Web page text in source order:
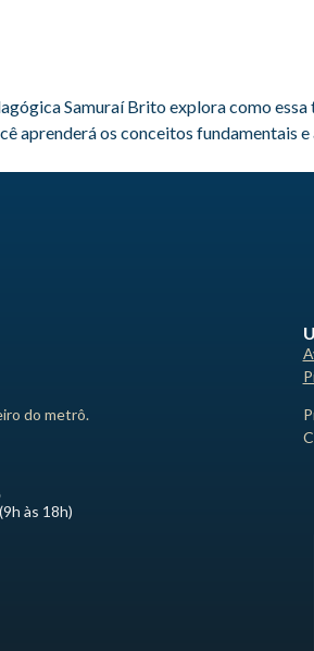
Samuraí Brito explora como
aprenderá os conceitos fundamentais
do metrô.
às 18h)